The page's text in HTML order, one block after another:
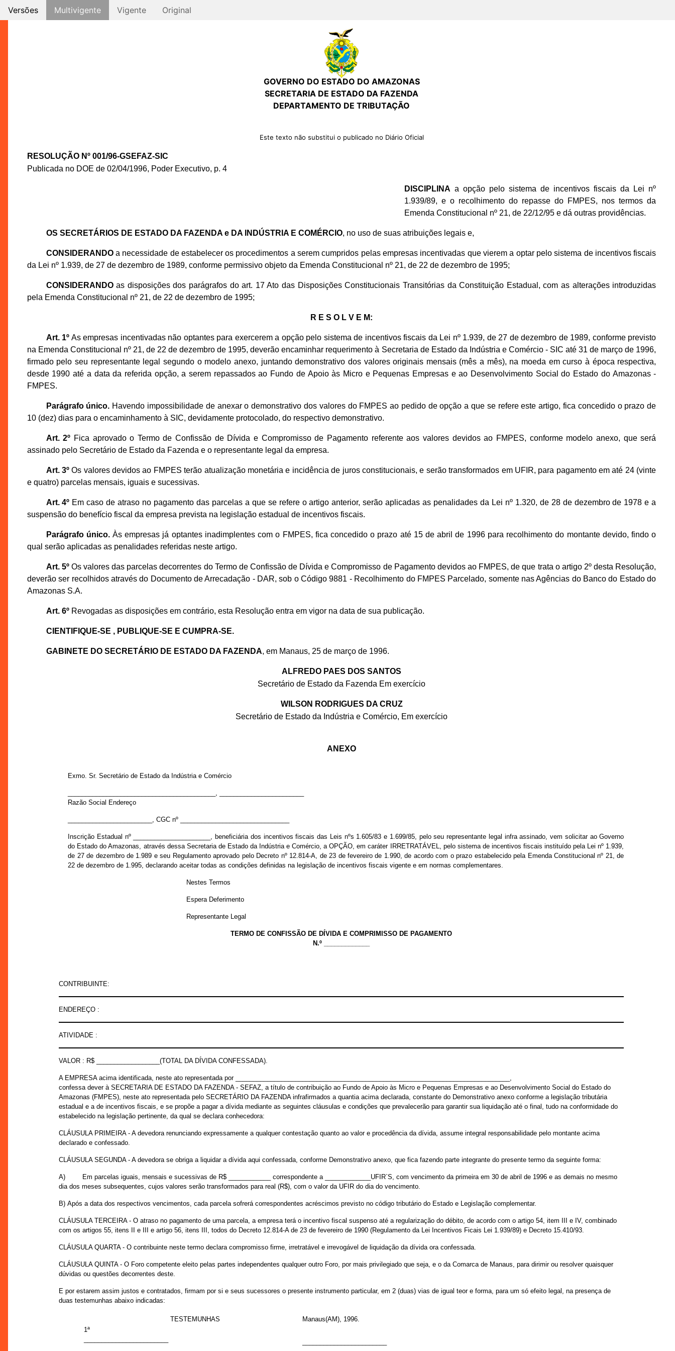
Versões Multivigente Vigente Original
GOVERNO DO ESTADO DO AMAZONAS
SECRETARIA DE ESTADO DA FAZENDA
DEPARTAMENTO DE TRIBUTAÇÃO
Este texto não substitui o publicado no Diário Oficial
RESOLUÇÃO Nº 001/96-GSEFAZ-SIC
Publicada no DOE de 02/04/1996, Poder Executivo, p. 4
DISCIPLINA a opção pelo sistema de incentivos fiscais da Lei nº
1.939/89, e o recolhimento do repasse do FMPES, nos termos da
Emenda Constitucional nº 21, de 22/12/95 e dá outras providências.
OS SECRETÁRIOS DE ESTADO DA FAZENDA e DA INDÚSTRIA E COMÉRCIO, no uso de suas atribuições legais e,
CONSIDERANDOa necessidade de estabelecer os procedimentos a serem cumpridos pelas empresas incentivadas que vierem a optar pelo sistema de incentivos fiscais
da Lei nº 1.939, de 27 de dezembro de 1989, conforme permissivo objeto da Emenda Constitucional nº 21, de 22 de dezembro de 1995;
CONSIDERANDOas disposições dos parágrafos do art. 17 Ato das Disposições Constitucionais Transitórias da Constituição Estadual, com as alterações introduzidas
pela Emenda Constitucional nº 21, de 22 de dezembro de 1995;
R E S O L V E M:
Art. 1º As empresas incentivadas não optantes para exercerem a opção pelo sistema de incentivos fiscais da Lei nº 1.939, de 27 de dezembro de 1989, conforme previsto
na Emenda Constitucional nº 21, de 22 de dezembro de 1995, deverão encaminhar requerimento à Secretaria de Estado da Indústria e Comércio - SIC até 31 de março de 1996,
firmado pelo seu representante legal segundo o modelo anexo, juntando demonstrativo dos valores originais mensais (mês a mês), na moeda em curso à época respectiva,
desde 1990 até a data da referida opção, a serem repassados ao Fundo de Apoio às Micro e Pequenas Empresas e ao Desenvolvimento Social do Estado do Amazonas -
FMPES.
Parágrafo único. Havendo impossibilidade de anexar o demonstrativo dos valores do FMPES ao pedido de opção a que se refere este artigo, fica concedido o prazo de
10 (dez) dias para o encaminhamento à SIC, devidamente protocolado, do respectivo demonstrativo.
Art. 2º Fica aprovado o Termo de Confissão de Dívida e Compromisso de Pagamento referente aos valores devidos ao FMPES, conforme modelo anexo, que será
assinado pelo Secretário de Estado da Fazenda e o representante legal da empresa.
Art. 3ºOs valores devidos ao FMPES terão atualização monetária e incidência de juros constitucionais, e serão transformados em UFIR, para pagamento em até 24 (vinte
e quatro) parcelas mensais, iguais e sucessivas.
Art. 4º Em caso de atraso no pagamento das parcelas a que se refere o artigo anterior, serão aplicadas as penalidades da Lei nº 1.320, de 28 de dezembro de 1978 e a
suspensão do benefício fiscal da empresa prevista na legislação estadual de incentivos fiscais.
Parágrafo único.Às empresas já optantes inadimplentes com o FMPES, fica concedido o prazo até 15 de abril de 1996 para recolhimento do montante devido, findo o
qual serão aplicadas as penalidades referidas neste artigo.
Art. 5ºOs valores das parcelas decorrentes do Termo de Confissão de Dívida e Compromisso de Pagamento devidos ao FMPES, de que trata o artigo 2º desta Resolução,
deverão ser recolhidos através do Documento de Arrecadação - DAR, sob o Código 9881 - Recolhimento do FMPES Parcelado, somente nas Agências do Banco do Estado do
Amazonas S.A.
Art. 6ºRevogadas as disposições em contrário, esta Resolução entra em vigor na data de sua publicação.
CIENTIFIQUE-SE , PUBLIQUE-SE E CUMPRA-SE.
GABINETE DO SECRETÁRIO DE ESTADO DA FAZENDA, em Manaus, 25 de março de 1996.
ALFREDO PAES DOS SANTOS
Secretário de Estado da Fazenda Em exercício
WILSON RODRIGUES DA CRUZ
Secretário de Estado da Indústria e Comércio, Em exercício
ANEXO
Exmo. Sr. Secretário de Estado da Indústria e Comércio
__________________________________________, ________________________
Razão Social Endereço
________________________, CGC nº _______________________________
Inscrição Estadual nº ______________________, beneficiária dos incentivos fiscais das Leis nºs 1.605/83 e 1.699/85, pelo seu representante legal infra assinado, vem solicitar ao Governo
do Estado do Amazonas, através dessa Secretaria de Estado da Indústria e Comércio, a OPÇÃO, em caráter IRRETRATÁVEL, pelo sistema de incentivos fiscais instituído pela Lei nº 1.939,
de 27 de dezembro de 1.989 e seu Regulamento aprovado pelo Decreto nº 12.814-A, de 23 de fevereiro de 1.990, de acordo com o prazo estabelecido pela Emenda Constitucional nº 21, de
22 de dezembro de 1.995, declarando aceitar todas as condições definidas na legislação de incentivos fiscais vigente e em normas complementares.
Nestes Termos
Espera Deferimento
Representante Legal
TERMO DE CONFISSÃO DE DÍVIDA E COMPRIMISSO DE PAGAMENTO
N.º _____________
CONTRIBUINTE:
ENDEREÇO :
ATIVIDADE :
VALOR : R$ __________________(TOTAL DA DÍVIDA CONFESSADA).
A EMPRESA acima identificada, neste ato representada por ______________________________________________________________________________,
confessa dever à SECRETARIA DE ESTADO DA FAZENDA - SEFAZ, a título de contribuição ao Fundo de Apoio às Micro e Pequenas Empresas e ao Desenvolvimento Social do Estado do
Amazonas (FMPES), neste ato representada pelo SECRETÁRIO DA FAZENDA infrafirmados a quantia acima declarada, constante do Demonstrativo anexo conforme a legislação tributária
estadual e a de incentivos fiscais, e se propõe a pagar a dívida mediante as seguintes cláusulas e condições que prevalecerão para garantir sua liquidação até o final, tudo na conformidade do
estabelecido na legislação pertinente, da qual se declara conhecedora:
CLÁUSULA PRIMEIRA - A devedora renunciando expressamente a qualquer contestação quanto ao valor e procedência da dívida, assume integral responsabilidade pelo montante acima
declarado e confessado.
CLÁUSULA SEGUNDA - A devedora se obriga a liquidar a dívida aqui confessada, conforme Demonstrativo anexo, que fica fazendo parte integrante do presente termo da seguinte forma:
A)
Em parcelas iguais, mensais e sucessivas de R$ ____________ correspondente a _____________UFIR`S, com vencimento da primeira em 30 de abril de 1996 e as demais no mesmo
dia dos meses subsequentes, cujos valores serão transformados para real (R$), com o valor da UFIR do dia do vencimento.
B)Após a data dos respectivos vencimentos, cada parcela sofrerá correspondentes acréscimos previsto no código tributário do Estado e Legislação complementar.
CLÁUSULA TERCEIRA - O atraso no pagamento de uma parcela, a empresa terá o incentivo fiscal suspenso até a regularização do débito, de acordo com o artigo 54, item III e IV, combinado
com os artigos 55, itens II e III e artigo 56, itens III, todos do Decreto 12.814-A de 23 de fevereiro de 1990 (Regulamento da Lei Incentivos Ficais Lei 1.939/89) e Decreto 15.410/93.
CLÁUSULA QUARTA - O contribuinte neste termo declara compromisso firme, irretratável e irrevogável de liquidação da dívida ora confessada.
CLÁUSULA QUINTA - O Foro competente eleito pelas partes independentes qualquer outro Foro, por mais privilegiado que seja, e o da Comarca de Manaus, para dirimir ou resolver quaisquer
dúvidas ou questões decorrentes deste.
E por estarem assim justos e contratados, firmam por si e seus sucessores o presente instrumento particular, em 2 (duas) vias de igual teor e forma, para um só efeito legal, na presença de
duas testemunhas abaixo indicadas:
TESTEMUNHAS
Manaus(AM), 1996.
1ª